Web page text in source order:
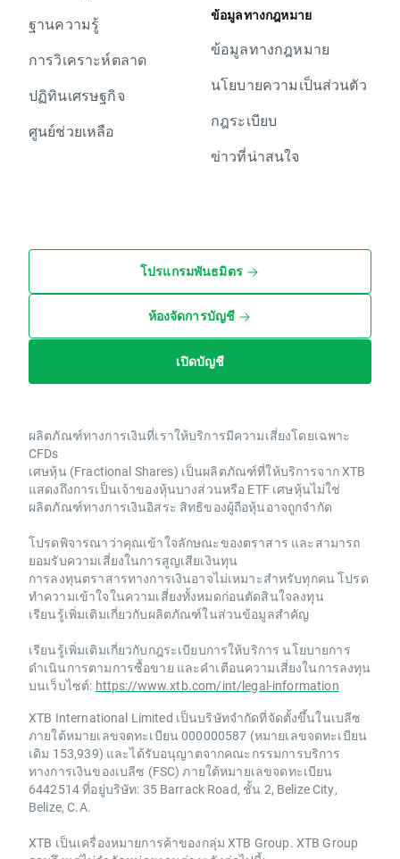
ฐานความรู้
การวิเคราะห์ตลาด
ปฏิทินเศรษฐกิจ
ศูนย์ช่วยเหลือ
ข้อมูลทางกฎหมาย
ข้อมูลทางกฎหมาย
นโยบายความเป็นส่วนตัว
กฎระเบียบ
ข่าวที่น่าสนใจ
โปรแกรมพันธมิตร
ห้องจัดการบัญชี
เปิดบัญชี
ผลิตภัณฑ์ทางการเงินที่เราให้บริการมีความเสี่ยงโดยเฉพาะ
CFDs
เศษหุ้น (Fractional Shares) เป็นผลิตภัณฑ์ที่ให้บริการจาก XTB
แสดงถึงการเป็นเจ้าของหุ้นบางส่วนหรือ ETF เศษหุ้นไม่ใช่
ผลิตภัณฑ์ทางการเงินอิสระ สิทธิของผู้ถือหุ้นอาจถูกจำกัด
โปรดพิจารณาว่าคุณเข้าใจลักษณะของตราสาร และสามารถ
ยอมรับความเสี่ยงในการสูญเสียเงินทุน
การลงทุนตราสารทางการเงินอาจไม่เหมาะสำหรับทุกคน โปรด
ทำความเข้าใจในความเสี่ยงทั้งหมดก่อนตัดสินใจลงทุน
เรียนรู้เพิ่มเติมเกี่ยวกับผลิตภัณฑ์ในส่วนข้อมูลสำคัญ
เรียนรู้เพิ่มเติมเกี่ยวกับกฎระเบียบการให้บริการ นโยบายการ
ดำเนินการตามการซื้อขาย และคำเตือนความเสี่ยงในการลงทุน
บนเว็บไซต์: https://www.xtb.com/int/legal-information
XTB International Limited เป็นบริษัทจำกัดที่จัดตั้งขึ้นในเบลีซ
ภายใต้หมายเลขจดทะเบียน 000000587 (หมายเลขจดทะเบียน
เดิม 153,939) และได้รับอนุญาตจากคณะกรรมการบริการ
ทางการเงินของเบลีซ (FSC) ภายใต้หมายเลขจดทะเบียน
6442514 ที่อยู่บริษัท: 35 Barrack Road, ชั้น 2, Belize City,
Belize, C.A.
XTB เป็นเครื่องหมายการค้าของกลุ่ม XTB Group. XTB Group